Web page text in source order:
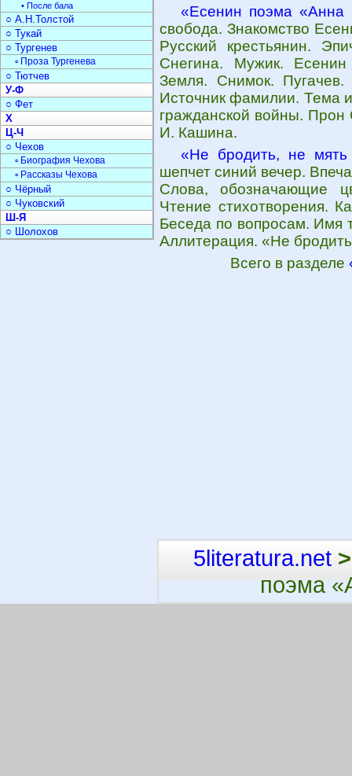
«Есенин поэма «Анна
свобода. Знакомство
Русский крестьянин.
Снегина. Мужик.
Земля. Снимок.
Источник фамилии. Тема
гражданской войны.
И. Кашина.
«Не бродить, не мять
шепчет синий вечер.
Слова, обозначающие
Чтение стихотворения.
Беседа по вопросам. Имя
Аллитерация. «Не
Всего в разделе
• После бала
○ А.Н.Толстой
○ Тукай
○ Тургенев
▫ Проза Тургенева
○ Тютчев
У-Ф
○ Фет
Х
Ц-Ч
○ Чехов
▫ Биография Чехова
▫ Рассказы Чехова
○ Чёрный
○ Чуковский
Ш-Я
○ Шолохов
5literatura.net >
поэма